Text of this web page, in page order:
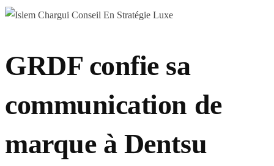
GRDF confie sa
communication de
marque à Dentsu